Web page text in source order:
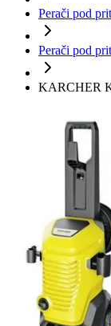
Perači pod
Perači pod
KARCHER